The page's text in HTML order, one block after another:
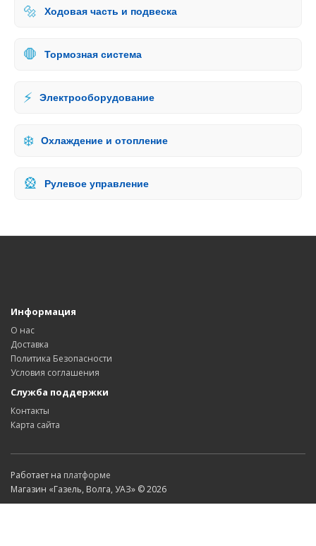
🔩 Ходовая часть и подвеска
🛑 Тормозная система
⚡ Электрооборудование
❄️ Охлаждение и отопление
🎡 Рулевое управление
Информация
О нас
Доставка
Политика Безопасности
Условия соглашения
Служба поддержки
Контакты
Карта сайта
Работает на платформе
Магазин «Газель, Волга, УАЗ» © 2026